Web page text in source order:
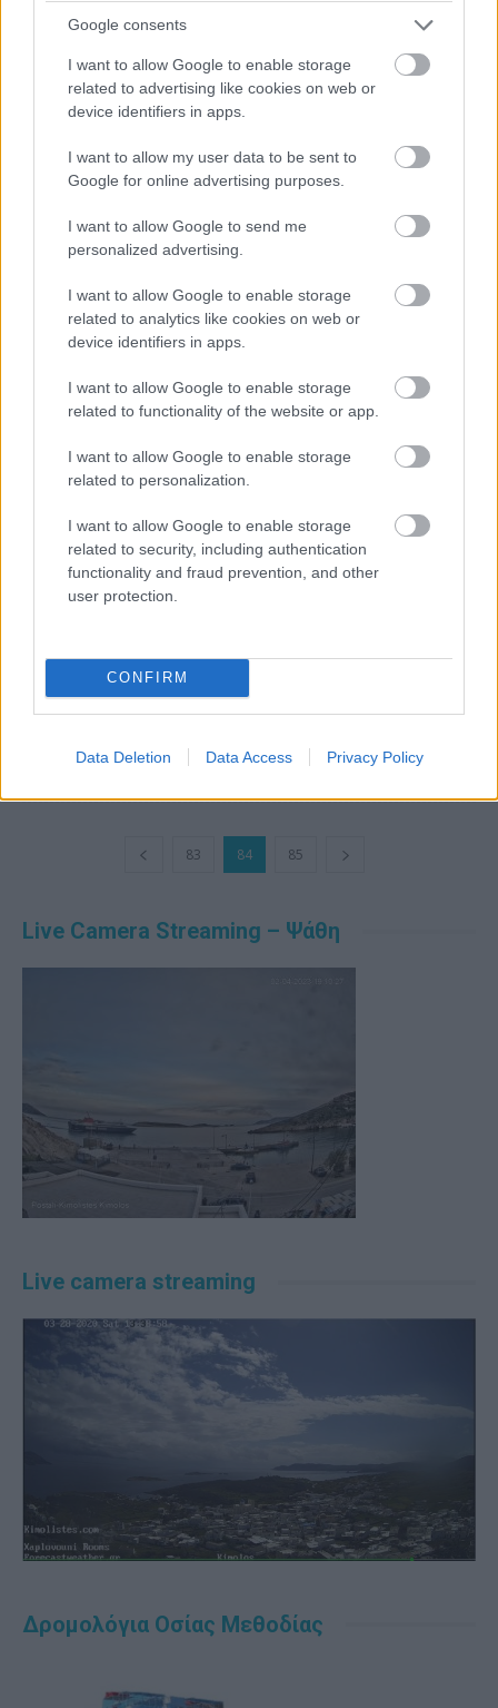
Google consents
I want to allow Google to enable storage
related to advertising like cookies on web or
device identifiers in apps.
I want to allow my user data to be sent to
Google for online advertising purposes.
I want to allow Google to send me
personalized advertising.
I want to allow Google to enable storage
related to analytics like cookies on web or
device identifiers in apps.
I want to allow Google to enable storage
related to functionality of the website or app.
I want to allow Google to enable storage
related to personalization.
I want to allow Google to enable storage
related to security, including authentication
functionality and fraud prevention, and other
user protection.
CONFIRM
Data Deletion Data Access Privacy Policy
Όσκαρ καλύτερης ξενόγλωσσης ταινίας, επιλέχθηκε από εσάς
για να προβληθεί την Παρασκευή 10 Σεπτεμβρίου 2021 και...
«Κιμωλιακά νέα» του Θοδωρή
Γ.Μαγκανιώτη
Kimolistes Team - 25 Απριλίου, 2014
στην εφημερίδα «Κιμωλιακά Νέα» Iανουάριος -Φεβρουάριος
2014.
83 84 85
Live Camera Streaming – Ψάθη
Live camera streaming
Δρομολόγια Οσίας Μεθοδίας